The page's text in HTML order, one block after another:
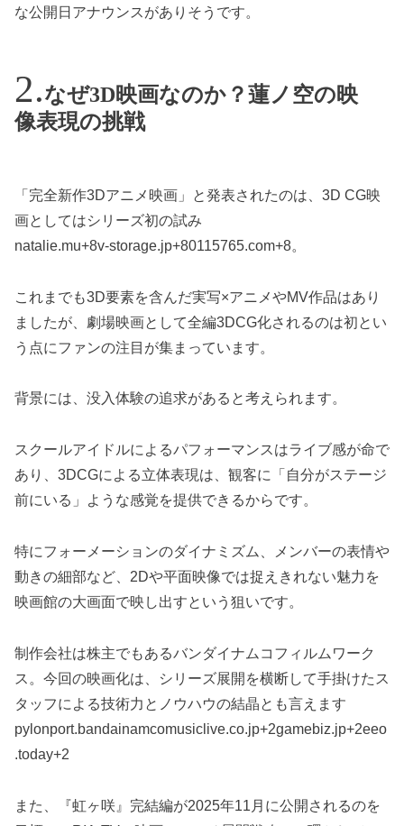
な公開日アナウンスがありそうです。
なぜ3D映画なのか？蓮ノ空の映
像表現の挑戦
「完全新作3Dアニメ映画」と発表されたのは、3D CG映
画としてはシリーズ初の試み
natalie.mu+8v-storage.jp+80115765.com+8。
これまでも3D要素を含んだ実写×アニメやMV作品はあり
ましたが、劇場映画として全編3DCG化されるのは初とい
う点にファンの注目が集まっています。
背景には、没入体験の追求があると考えられます。
スクールアイドルによるパフォーマンスはライブ感が命で
あり、3DCGによる立体表現は、観客に「自分がステージ
前にいる」ような感覚を提供できるからです。
特にフォーメーションのダイナミズム、メンバーの表情や
動きの細部など、2Dや平面映像では捉えきれない魅力を
映画館の大画面で映し出すという狙いです。
制作会社は株主でもあるバンダイナムコフィルムワーク
ス。今回の映画化は、シリーズ展開を横断して手掛けたス
タッフによる技術力とノウハウの結晶とも言えます
pylonport.bandainamcomusiclive.co.jp+2gamebiz.jp+2eeo
.today+2
また、『虹ヶ咲』完結編が2025年11月に公開されるのを